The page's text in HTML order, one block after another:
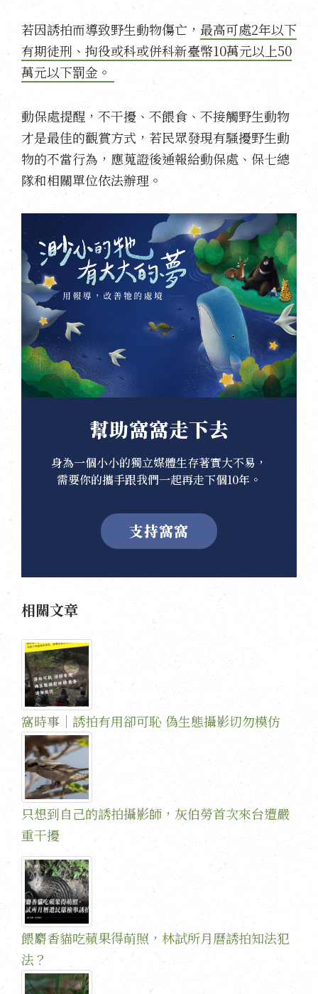
若因誘拍而導致野生動物傷亡， 最高可處2年以下
有期徒刑、拘役或科或併科新臺幣10萬元以上50
萬元以下罰金。
動保處提醒，不干擾、不餵食、不接觸野生動物
才是最佳的觀賞方式，若民眾發現有騷擾野生動
物的不當行為，應蒐證後通報給動保處、保七總
隊和相關單位依法辦理。
幫助窩窩走下去
身為一個小小的獨立媒體生存著實大不易，
需要你的攜手跟我們一起再走下個10年。
支持窩窩
相關文章
窩時事｜誘拍有用卻可恥 偽生態攝影切勿模仿
只想到自己的誘拍攝影師，灰伯勞首次來台遭嚴
重干擾
餵麝香貓吃蘋果得萌照，林試所月曆誘拍知法犯
法？